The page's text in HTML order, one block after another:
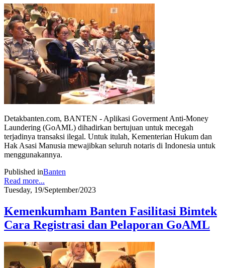
Detakbanten.com, BANTEN - Aplikasi Goverment Anti-Money
Laundering (GoAML) dihadirkan bertujuan untuk mecegah
terjadinya transaksi ilegal. Untuk itulah, Kementerian Hukum dan
Hak Asasi Manusia mewajibkan seluruh notaris di Indonesia untuk
menggunakannya.
Published inBanten
Read more...
Tuesday, 19/September/2023
Kemenkumham Banten Fasilitasi Bimtek
Cara Registrasi dan Pelaporan GoAML